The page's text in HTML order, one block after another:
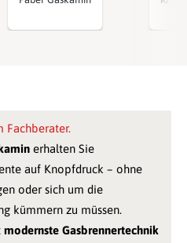
Fachberater.
erhalten Sie
auf Knopfdruck – ohne
oder sich um die
kümmern zu müssen.
modernste Gasbrennertechnik